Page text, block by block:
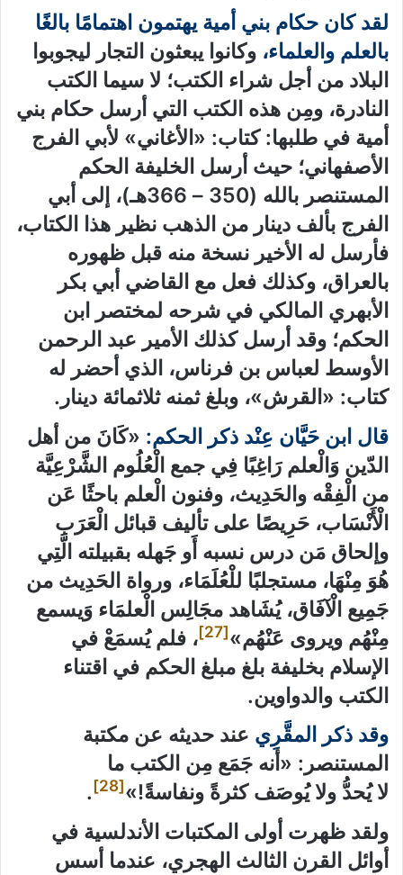
لقد كان حكام بني أمية يهتمون اهتمامًا بالغًا
بالعلم والعلماء، وكانوا يبعثون التجار ليجوبوا
البلاد من أجل شراء الكتب؛ لا سيما الكتب
النادرة، ومِن هذه الكتب التي أرسل حكام بني
أمية في طلبها: كتاب: «الأغاني» لأبي الفرج
الأصفهاني؛ حيث أرسل الخليفة الحكم
المستنصر بالله (350 – 366هـ)، إلى أبي
الفرج بألف دينار من الذهب نظير هذا الكتاب،
فأرسل له الأخير نسخة منه قبل ظهوره
بالعراق، وكذلك فعل مع القاضي أبي بكر
الأبهري المالكي في شرحه لمختصر ابن
الحكم؛ وقد أرسل كذلك الأمير عبد الرحمن
الأوسط لعباس بن فرناس، الذي أحضر له
كتاب: «القرش»، وبلغ ثمنه ثلاثمائة دينار.
قال ابن حَيَّان عِنْد ذكر الحكم: «كَانَ من أهل
الدّين وَالْعلم رَاغِبًا فِي جمع الْعُلُوم الشَّرْعِيَّة
من الْفِقْه والحَدِيث، وفنون الْعلم باحثًا عَن
الْأَنْسَاب، حَرِيصًا على تأليف قبائل الْعَرَب
وإلحاق مَن درس نسبه أَو جَهله بقبيلته الَّتِي
هُوَ مِنْهَا، مستجلبًا للْعُلَمَاء، ورواة الحَدِيث من
جَمِيع الْآفَاق، يُشَاهد مجَالِس الْعلمَاء وَيسمع
مِنْهُم ويروى عَنْهُم»[27]
، فلم يُسمَعْ في
الإسلام بخليفة بلغ مبلغ الحكم في اقتناء
الكتب والدواوين.
وقد ذكر المقَّرِي عند حديثه عن مكتبة
المستنصر: «أنه جَمَع مِن الكتب ما
لا يُحدُّ ولا يُوصَف كثرةً ونفاسةً!»[28]
.
ولقد ظهرت أولى المكتبات الأندلسية في
أوائل القرن الثالث الهجري، عندما أسس